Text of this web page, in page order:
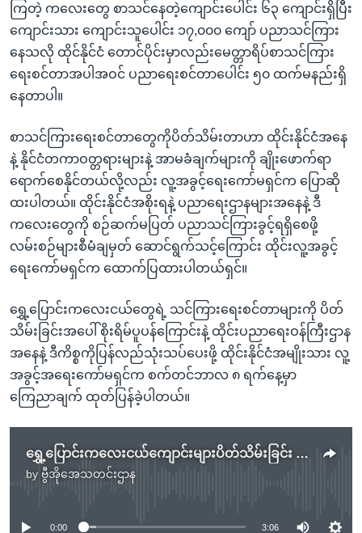
ကြတဲ့ ကလေးတွေ စာသင်နေတဲ့ကျောင်းပေါင်း ၆၃ ကျောင်းရှိပြီး
ကျောင်းသား ကျောင်းသူပေါင်း ၁၇,၀၀၀ ကျော် ပညာသင်ကြား
နေသလို ထိုင်နိုင်ငံ တောင်ပိုင်းမှာလည်းမေတ္တာရိပ်စာသင်ကြား
ရေးစင်တာအပါအဝင် ပညာရေးစင်တာပေါင်း ၅၀ ထက်မနည်းရှိ
နေတာပါ။
စာသင်ကြားရေးစင်တာတွေကိုပိတ်သိမ်းတာဟာ ထိုင်းနိုင်ငံအနေ
နဲ့ နိုင်ငံတကာဝတ္တရားများနဲ့ အာမခံချက်များကို ချိုးဖောက်ရာ
ရောက်စေနိုင်တယ်လို့လည်း လူ့အခွင့်ရေးကော်မရှင်က ပြောဆို
ထးပါတယ်။ ထိုင်းနိုင်ငံအစိုးရနဲ့ ပညာရေးဌာနများအနေနဲ့ ဒီ
ကလေးတွေကို စဉ်ဆက်မပြတ် ပညာသင်ကြားခွင့်ရရှိစေဖို့
လမ်းစဉ်များစီမံချမှတ် ဆောင်ရွက်သင့်ကြောင်း ထိုင်းလူ့အခွင့်
ရေးကော်မရှင်က ထောက်ပြထားပါတယ်ရှင်။
ရွှေ့ပြောင်းကလေးငယ်တွေရဲ့ သင်ကြားရေးစင်တာများကို ပိတ်
သိမ်းခြင်းအပေါ် စိုးရိမ်ပူပန်ကြောင်းနဲ့ ထိုင်းပညာရေးဝန်ကြီးဌာန
အနေနဲ့ ဒီကိစ္စကိုပြန်လည်သုံးသပ်ပေးဖို့ ထိုင်းနိုင်ငံအမျိုးသား လူ့
အခွင့်အရေးကော်မရှင်က စက်တင်ဘာလ ၈ ရက်နေ့မှာ
ကြေညာချက် ထုတ်ပြန်ခဲ့ပါတယ်။
ရွှေ့ပြောင်းကလေးငယ်ကျောင်းများပိတ်သိမ်းခြင်း ပြန်သုံးသပ်ဖို့ ထိုင်းလူ့အခွင့်အရေးကော်မရှင်တိုက်တွန်း
by ဗွီအိုအေသတင်းဌာန
No media source currently available
0:00 3:06